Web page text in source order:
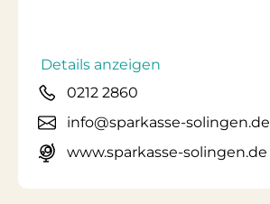
Details anzeigen
0212 2860
info@sparkasse-solingen.de
www.sparkasse-solingen.de